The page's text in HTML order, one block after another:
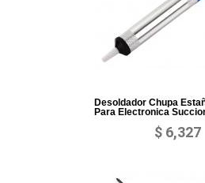
Desoldador Chupa
Para Electronica
$ 6,327